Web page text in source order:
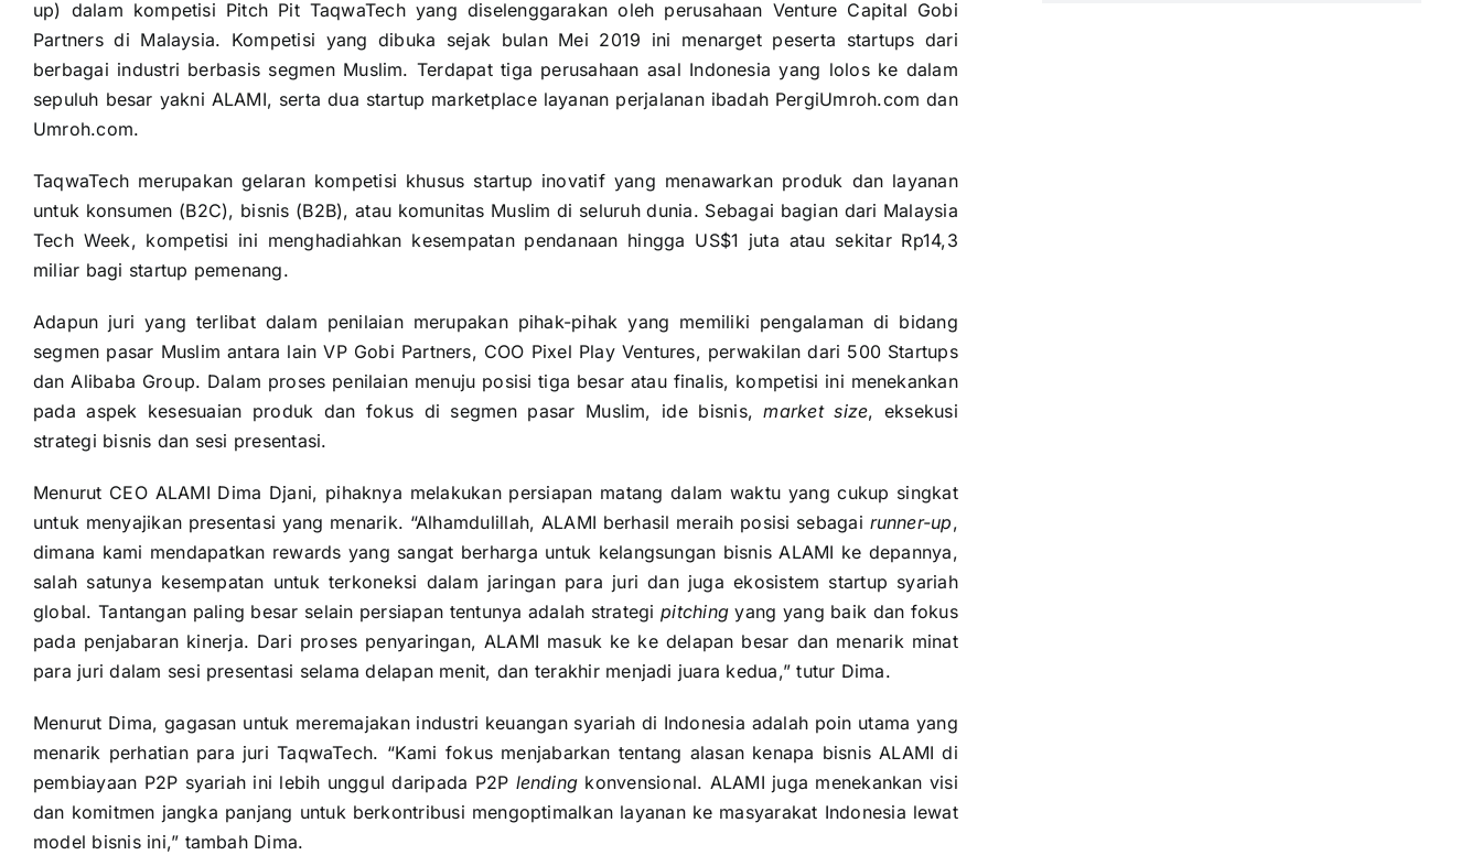
up) dalam kompetisi Pitch Pit TaqwaTech yang diselenggarakan oleh perusahaan Venture Capital Gobi
Partners di Malaysia. Kompetisi yang dibuka sejak bulan Mei 2019 ini menarget peserta startups dari
berbagai industri berbasis segmen Muslim. Terdapat tiga perusahaan asal Indonesia yang lolos ke dalam
sepuluh besar yakni ALAMI, serta dua startup marketplace layanan perjalanan ibadah PergiUmroh.com dan
Umroh.com.
TaqwaTech merupakan gelaran kompetisi khusus startup inovatif yang menawarkan produk dan layanan
untuk konsumen (B2C), bisnis (B2B), atau komunitas Muslim di seluruh dunia. Sebagai bagian dari Malaysia
Tech Week, kompetisi ini menghadiahkan kesempatan pendanaan hingga US$1 juta atau sekitar Rp14,3
miliar bagi startup pemenang.
Adapun juri yang terlibat dalam penilaian merupakan pihak-pihak yang memiliki pengalaman di bidang
segmen pasar Muslim antara lain VP Gobi Partners, COO Pixel Play Ventures, perwakilan dari 500 Startups
dan Alibaba Group. Dalam proses penilaian menuju posisi tiga besar atau finalis, kompetisi ini menekankan
pada aspek kesesuaian produk dan fokus di segmen pasar Muslim, ide bisnis,market size, eksekusi
strategi bisnis dan sesi presentasi.
Menurut CEO ALAMI Dima Djani, pihaknya melakukan persiapan matang dalam waktu yang cukup singkat
untuk menyajikan presentasi yang menarik. “Alhamdulillah, ALAMI berhasil meraih posisi sebagai runner-up,
dimana kami mendapatkan rewards yang sangat berharga untuk kelangsungan bisnis ALAMI ke depannya,
salah satunya kesempatan untuk terkoneksi dalam jaringan para juri dan juga ekosistem startup syariah
global. Tantangan paling besar selain persiapan tentunya adalah strategipitching yang yang baik dan fokus
pada penjabaran kinerja. Dari proses penyaringan, ALAMI masuk ke ke delapan besar dan menarik minat
para juri dalam sesi presentasi selama delapan menit, dan terakhir menjadi juara kedua,” tutur Dima.
Menurut Dima, gagasan untuk meremajakan industri keuangan syariah di Indonesia adalah poin utama yang
menarik perhatian para juri TaqwaTech. “Kami fokus menjabarkan tentang alasan kenapa bisnis ALAMI di
pembiayaan P2P syariah ini lebih unggul daripada P2P lending konvensional. ALAMI juga menekankan visi
dan komitmen jangka panjang untuk berkontribusi mengoptimalkan layanan ke masyarakat Indonesia lewat
model bisnis ini,” tambah Dima.